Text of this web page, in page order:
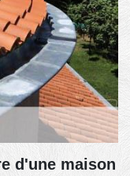
d'une maison